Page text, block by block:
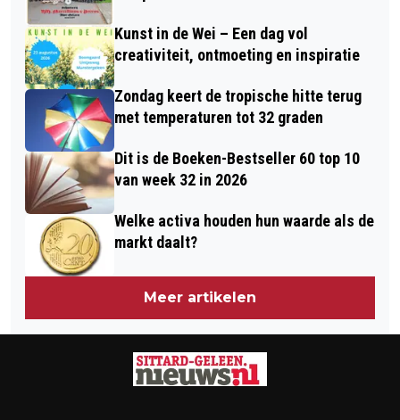
Kunst in de Wei – Een dag vol
creativiteit, ontmoeting en inspiratie
Zondag keert de tropische hitte terug
met temperaturen tot 32 graden
Dit is de Boeken-Bestseller 60 top 10
van week 32 in 2026
Welke activa houden hun waarde als de
markt daalt?
Meer artikelen